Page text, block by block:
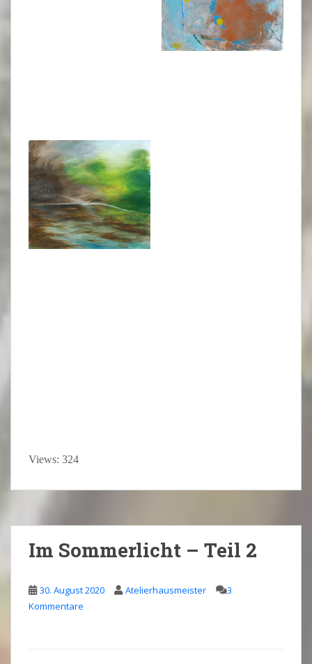
Views: 324
Im Sommerlicht – Teil 2
30. August 2020 Atelierhausmeister
3
Kommentare